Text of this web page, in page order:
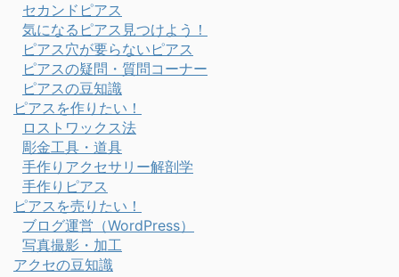
セカンドピアス
気になるピアス見つけよう！
ピアス穴が要らないピアス
ピアスの疑問・質問コーナー
ピアスの豆知識
ピアスを作りたい！
ロストワックス法
彫金工具・道具
手作りアクセサリー解剖学
手作りピアス
ピアスを売りたい！
ブログ運営（WordPress）
写真撮影・加工
アクセの豆知識